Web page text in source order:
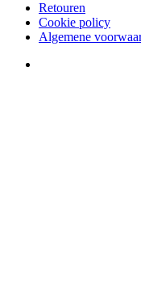
Retouren
Cookie policy
Algemene